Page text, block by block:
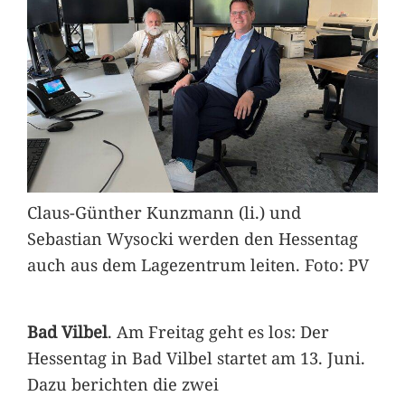
Claus-Günther Kunzmann (li.) und
Sebastian Wysocki werden den Hessentag
auch aus dem Lagezentrum leiten. Foto: PV
Bad Vilbel. Am Freitag geht es los: Der
Hessentag in Bad Vilbel startet am 13. Juni.
Dazu berichten die zwei